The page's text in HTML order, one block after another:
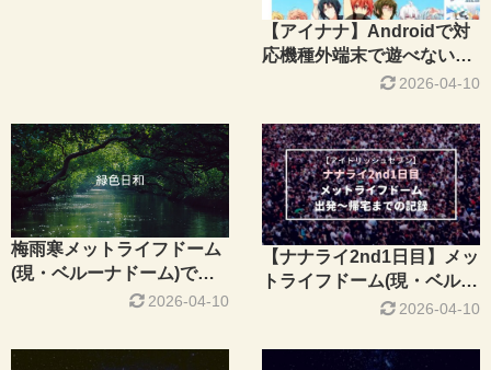
【アイナナ】Androidで対
応機種外端末で遊べない時
にやる事・遊ぶ方法2026-04-10
梅雨寒メットライフドーム
(現・ベルーナドーム)での
持参品の使用状況【ナナラ
2026-04-10
【ナナライ2nd1日目】メッ
トライフドーム(現・ベルー
ナドーム)現地参戦～出発か
ドリッシュセブン】
2026-04-10